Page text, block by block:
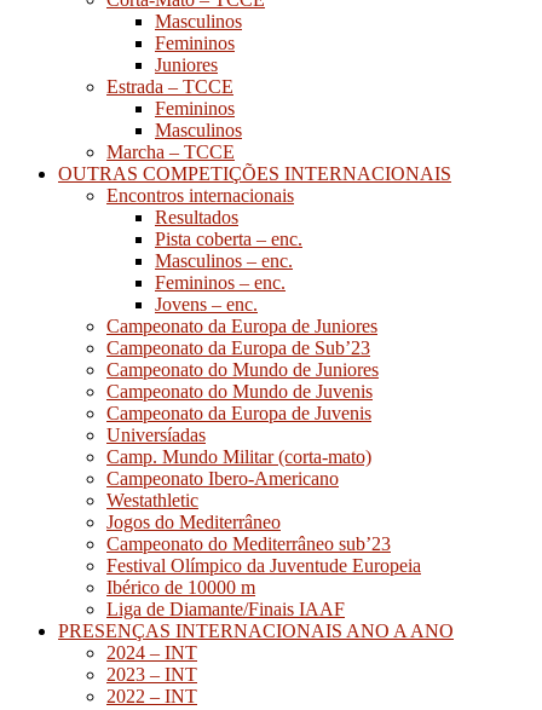
Masculinos
Femininos
Juniores
Estrada – TCCE
Femininos
Masculinos
Marcha – TCCE
OUTRAS COMPETIÇÕES INTERNACIONAIS
Encontros internacionais
Resultados
Pista coberta – enc.
Masculinos – enc.
Femininos – enc.
Jovens – enc.
Campeonato da Europa de Juniores
Campeonato da Europa de Sub’23
Campeonato do Mundo de Juniores
Campeonato do Mundo de Juvenis
Campeonato da Europa de Juvenis
Universíadas
Camp. Mundo Militar (corta-mato)
Campeonato Ibero-Americano
Westathletic
Jogos do Mediterrâneo
Campeonato do Mediterrâneo sub’23
Festival Olímpico da Juventude Europeia
Ibérico de 10000 m
Liga de Diamante/Finais IAAF
PRESENÇAS INTERNACIONAIS ANO A ANO
2024 – INT
2023 – INT
2022 – INT